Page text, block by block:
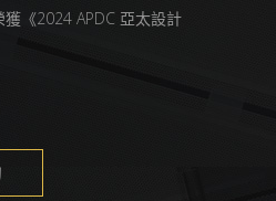
《2024 APDC 亞太設計